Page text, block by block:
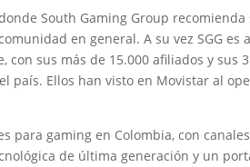
South Gaming Group recomienda
en general. A su vez SGG es
con sus más de 15.000 afiliados y sus
país. Ellos han visto en Movistar al
para gaming en Colombia, con
de última generación y un